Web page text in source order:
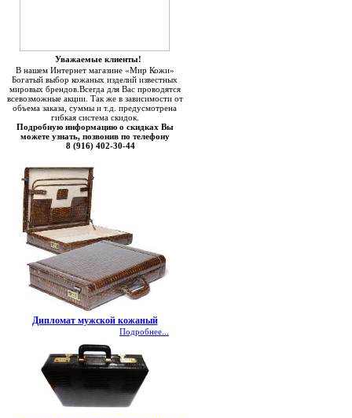
Уважаемые клиенты!
В нашем Интернет магазине «Мир Кожи»
Богатый выбор кожаных изделий известных
мировых брендов.Всегда для Вас проводятся
всевозможные акции. Так же в зависимости от
объема заказа, суммы и т.д. предусмотрена
гибкая система скидок.
Подробную информацию о скидках Вы
можете узнать, позвонив по телефону
8 (916) 402-30-44
Дипломат мужской кожаный
Подробнее...